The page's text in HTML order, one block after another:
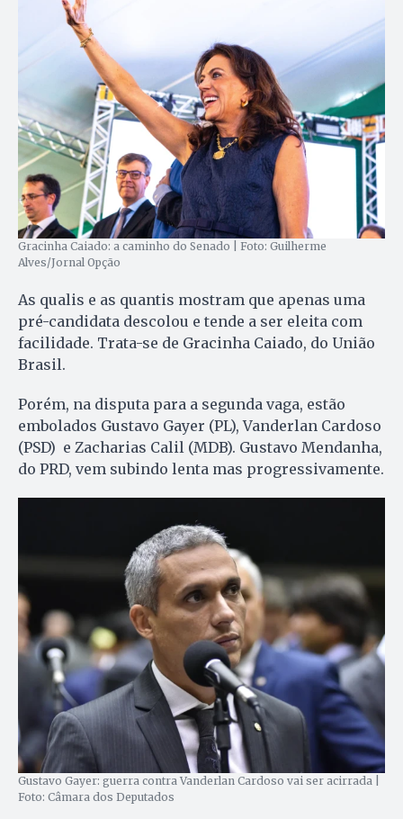
Gracinha Caiado: a caminho do Senado | Foto: Guilherme
Alves/Jornal Opção
As qualis e as quantis mostram que apenas uma
pré-candidata descolou e tende a ser eleita com
facilidade. Trata-se de Gracinha Caiado, do União
Brasil.
Porém, na disputa para a segunda vaga, estão
embolados Gustavo Gayer (PL), Vanderlan Cardoso
(PSD) e Zacharias Calil (MDB). Gustavo Mendanha,
do PRD, vem subindo lenta mas progressivamente.
Gustavo Gayer: guerra contra Vanderlan Cardoso vai ser acirrada |
Foto: Câmara dos Deputados